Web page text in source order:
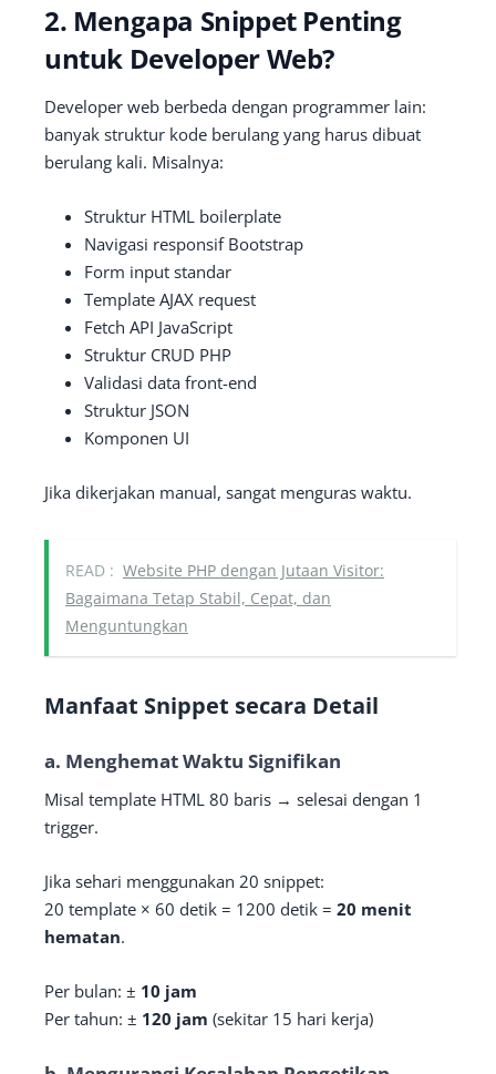
2. Mengapa Snippet Penting
untuk Developer Web?
Developer web berbeda dengan programmer lain:
banyak struktur kode berulang yang harus dibuat
berulang kali. Misalnya:
Struktur HTML boilerplate
Navigasi responsif Bootstrap
Form input standar
Template AJAX request
Fetch API JavaScript
Struktur CRUD PHP
Validasi data front-end
Struktur JSON
Komponen UI
Jika dikerjakan manual, sangat menguras waktu.
READ : Website PHP dengan Jutaan Visitor:
Bagaimana Tetap Stabil, Cepat, dan
Menguntungkan
Manfaat Snippet secara Detail
a. Menghemat Waktu Signifikan
Misal template HTML 80 baris → selesai dengan 1
trigger.
Jika sehari menggunakan 20 snippet:
20 template × 60 detik = 1200 detik = 20 menit
hematan.
Per bulan: ± 10 jam
Per tahun: ± 120 jam (sekitar 15 hari kerja)